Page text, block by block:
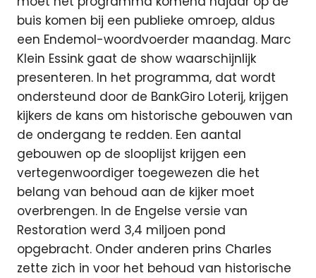
buis komen bij een publieke omroep, aldus
een Endemol-woordvoerder maandag. Marc
Klein Essink gaat de show waarschijnlijk
presenteren. In het programma, dat wordt
ondersteund door de BankGiro Loterij, krijgen
kijkers de kans om historische gebouwen van
de ondergang te redden. Een aantal
gebouwen op de slooplijst krijgen een
vertegenwoordiger toegewezen die het
belang van behoud aan de kijker moet
overbrengen. In de Engelse versie van
Restoration werd 3,4 miljoen pond
opgebracht. Onder anderen prins Charles
zette zich in voor het behoud van historische